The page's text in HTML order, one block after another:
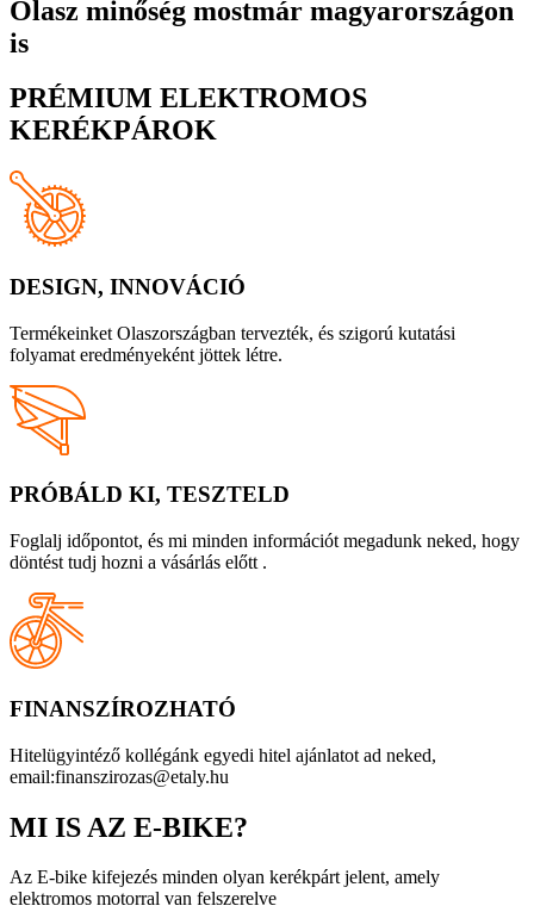
Olasz minőség mostmár magyarországon
is
PRÉMIUM ELEKTROMOS
KERÉKPÁROK
DESIGN, INNOVÁCIÓ
Termékeinket Olaszországban tervezték, és szigorú kutatási
folyamat eredményeként jöttek létre.
PRÓBÁLD KI, TESZTELD
Foglalj időpontot, és mi minden információt megadunk neked, hogy
döntést tudj hozni a vásárlás előtt .
FINANSZÍROZHATÓ
Hitelügyintéző kollégánk egyedi hitel ajánlatot ad neked,
email:finanszirozas@etaly.hu
MI IS AZ E-BIKE?
Az E-bike kifejezés minden olyan kerékpárt jelent, amely
elektromos motorral van felszerelve